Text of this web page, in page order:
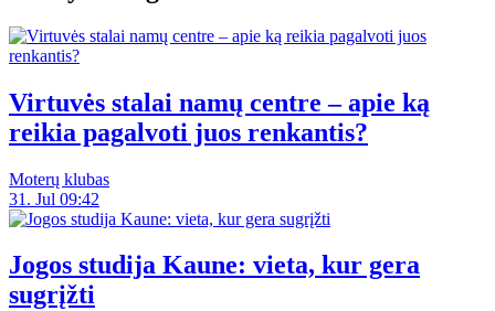
Virtuvės stalai namų centre – apie ką
reikia pagalvoti juos renkantis?
Moterų klubas
31. Jul 09:42
Jogos studija Kaune: vieta, kur gera
sugrįžti